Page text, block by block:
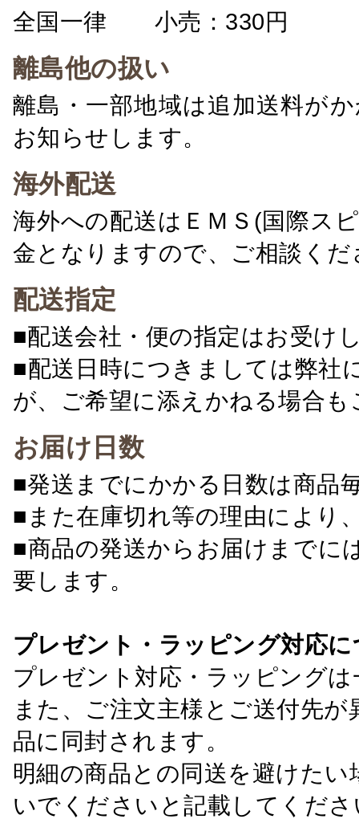
全国一律 小売：330円 卸
離島他の扱い
離島・一部地域は追加送料が
お知らせします。
海外配送
海外への配送はＥＭＳ(国際ス
金となりますので、ご相談くだ
配送指定
■配送会社・便の指定はお受け
■配送日時につきましては弊社
が、ご希望に添えかねる場合
お届け日数
■発送までにかかる日数は商品
■また在庫切れ等の理由により
■商品の発送からお届けまでに
要します。
プレゼント・ラッピング対応
プレゼント対応・ラッピング
また、ご注文主様とご送付先
品に同封されます。
明細の商品との同送を避けた
いでくださいと記載してくださ